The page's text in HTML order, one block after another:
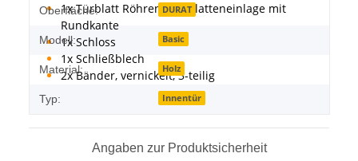
1x Türblatt Röhrenspanplatteneinlage mit
Rundkante
1x Schloss
1x Schließblech
2x Bänder, vernickelt, 3-teilig
Produkteigenschaft
Wert
Oberfläche: DURAT
Modell: Basic
Material: Holz
Typ: Innentür
Angaben zur Produktsicherheit